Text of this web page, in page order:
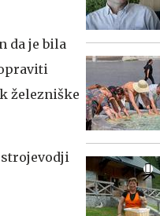
da je bila
železniške